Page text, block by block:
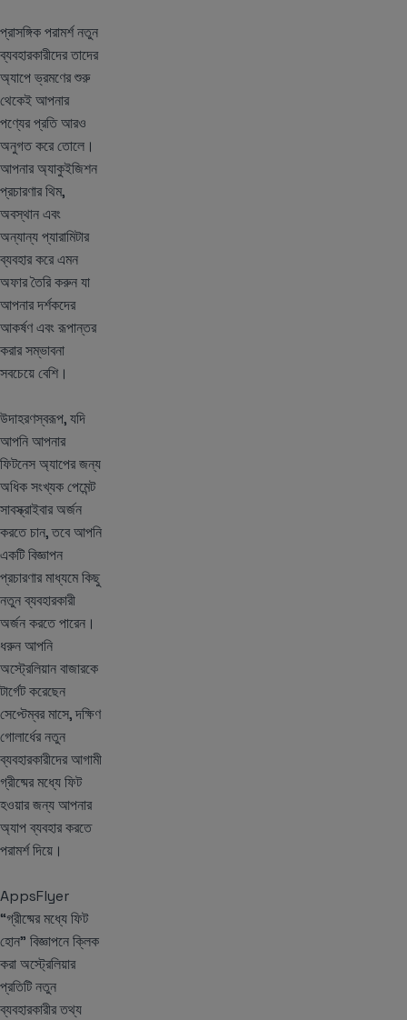
প্রাসঙ্গিক পরামর্শ নতুন
ব্যবহারকারীদের তাদের
অ্যাপে ভ্রমণের শুরু
থেকেই আপনার
পণ্যের প্রতি আরও
অনুগত করে তোলে।
আপনার অ্যাকুইজিশন
প্রচারণার থিম,
অবস্থান এবং
অন্যান্য প্যারামিটার
ব্যবহার করে এমন
অফার তৈরি করুন যা
আপনার দর্শকদের
আকর্ষণ এবং রূপান্তর
করার সম্ভাবনা
সবচেয়ে বেশি।
উদাহরণস্বরূপ, যদি
আপনি আপনার
ফিটনেস অ্যাপের জন্য
অধিক সংখ্যক পেমেন্ট
সাবস্ক্রাইবার অর্জন
করতে চান, তবে আপনি
একটি বিজ্ঞাপন
প্রচারণার মাধ্যমে কিছু
নতুন ব্যবহারকারী
অর্জন করতে পারেন।
ধরুন আপনি
অস্ট্রেলিয়ান বাজারকে
টার্গেট করেছেন
সেপ্টেম্বর মাসে, দক্ষিণ
গোলার্ধের নতুন
ব্যবহারকারীদের আগামী
গ্রীষ্মের মধ্যে ফিট
হওয়ার জন্য আপনার
অ্যাপ ব্যবহার করতে
পরামর্শ দিয়ে।
AppsFlyer
“গ্রীষ্মের মধ্যে ফিট
হোন” বিজ্ঞাপনে ক্লিক
করা অস্ট্রেলিয়ার
প্রতিটি নতুন
ব্যবহারকারীর তথ্য